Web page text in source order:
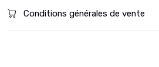
Conditions générales de vente